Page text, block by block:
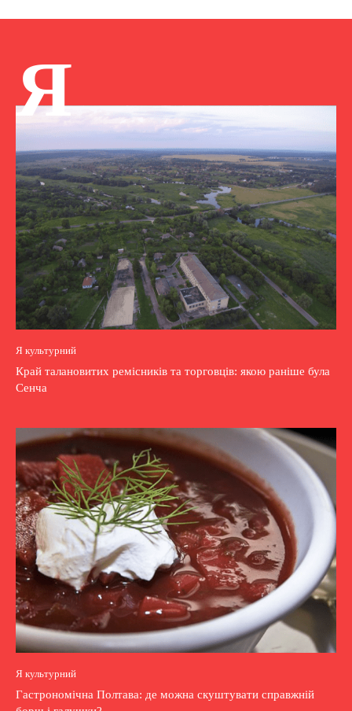
Я
Я культурний
Край талановитих ремісників та торговців: якою раніше була
Сенча
Я культурний
Гастрономічна Полтава: де можна скуштувати справжній